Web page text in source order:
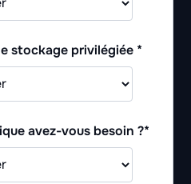
stockage privilégiée *
avez-vous besoin ?*